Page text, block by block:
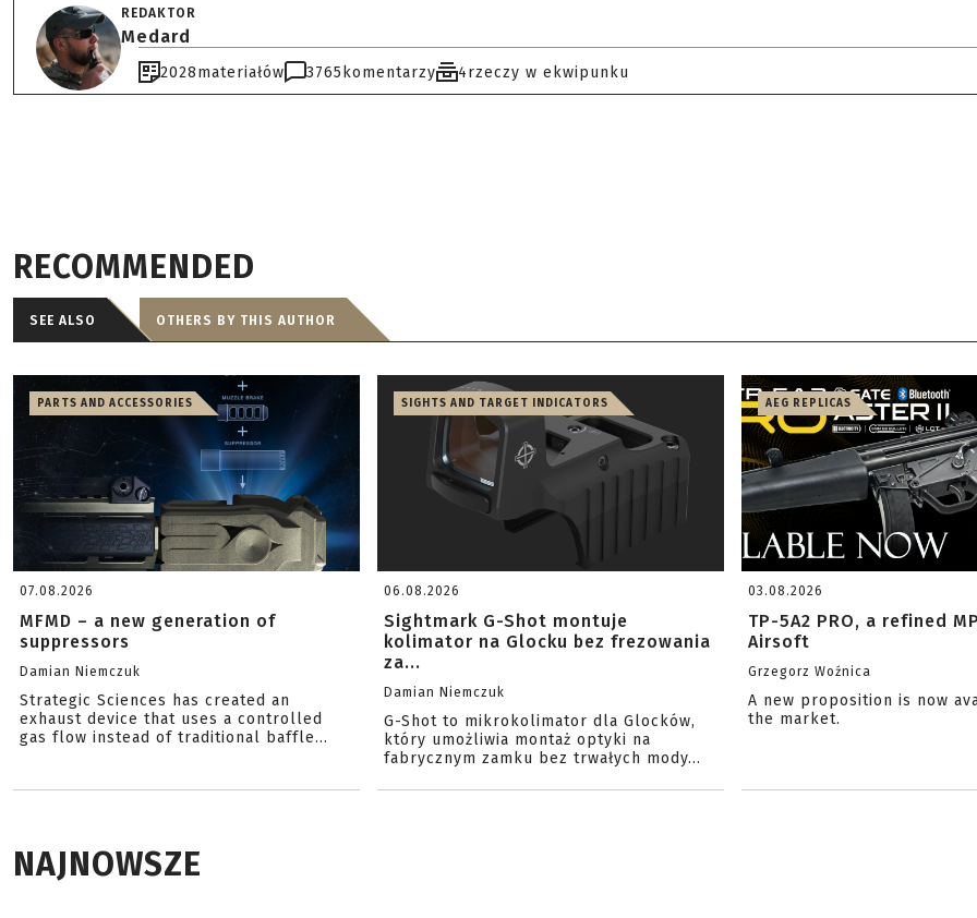
REDAKTOR
Medard
2028materiałów 3765 komentarzy 4rzeczy w ekwipunku
RECOMMENDED
SEE ALSO OTHERS BY THIS AUTHOR
PARTS AND ACCESSORIES
07.08.2026
MFMD – a new generation of
suppressors
Damian Niemczuk
Strategic Sciences has created an
exhaust device that uses a controlled
gas flow instead of traditional baffle...
SIGHTS AND TARGET INDICATORS
06.08.2026
Sightmark G-Shot montuje
kolimator na Glocku bez frezowania
za...
Damian Niemczuk
G-Shot to mikrokolimator dla Glocków,
który umożliwia montaż optyki na
fabrycznym zamku bez trwałych mody...
AEG REPLICAS
03.08.2026
TP-5A2 PRO, a refined
Airsoft
Grzegorz Woźnica
A new proposition is now
the market.
NAJNOWSZE